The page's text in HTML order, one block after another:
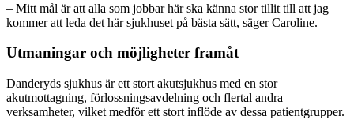
– Mitt mål är att alla som jobbar här ska känna stor tillit till att jag
kommeratt leda det här sjukhuset på bästa sätt, säger Caroline.
Utmaningar och möjligheter framåt
Danderyds sjukhus är ett stort akutsjukhus med en stor
akutmottagning, förlossningsavdelning och flertal andra
verksamheter, vilket medförett stort inflöde av dessa patientgrupper.